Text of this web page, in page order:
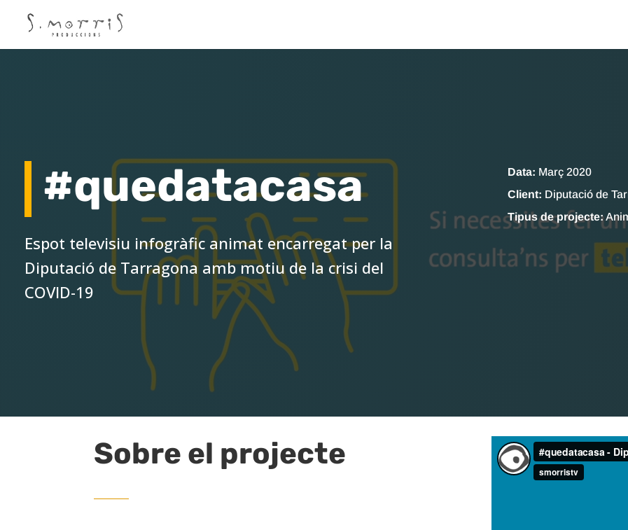
#quedatacasa
Espot televisiu infogràfic animat encarregat per la
Diputació de Tarragona amb motiu de la crisi del
COVID-19
Data: Març 2020
Client: Diputació de
Tipus de projecte:
Sobre el projecte